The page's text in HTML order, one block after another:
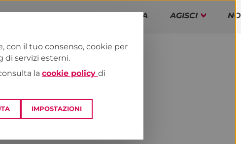
PROGRAMMA AGISCI
DAI TERRITORI
con il tuo consenso, cookie per
di servizi esterni.
la cookie policy di
IMPOSTAZIONI